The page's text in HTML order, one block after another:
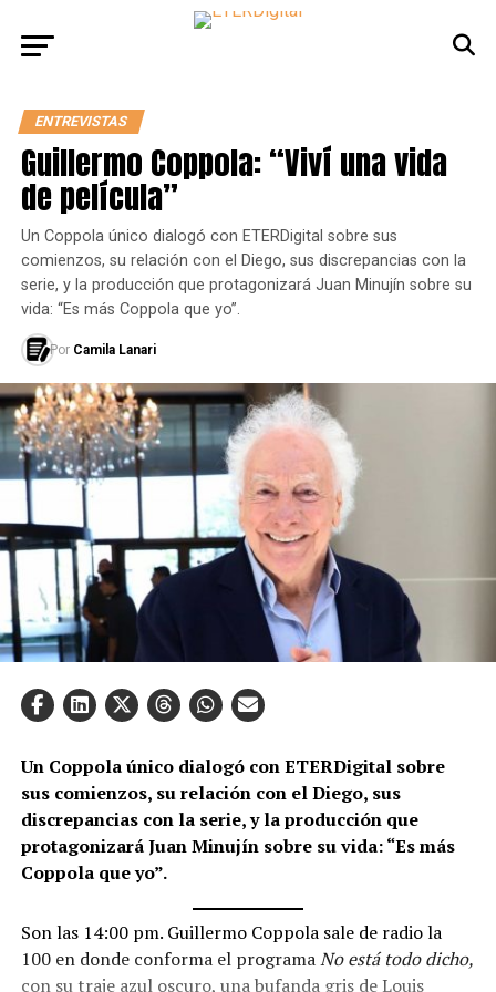
ENTREVISTAS
Guillermo Coppola: “Viví una vida
de película”
Un Coppola único dialogó con ETERDigital sobre sus
comienzos, su relación con el Diego, sus discrepancias con la
serie, y la producción que protagonizará Juan Minujín sobre su
vida: “Es más Coppola que yo”.
Por Camila Lanari
Un Coppola único dialogó con ETERDigital sobre
sus comienzos, su relación con el Diego, sus
discrepancias con la serie, y la producción que
protagonizará Juan Minujín sobre su vida: “Es más
Coppola que yo”.
Son las 14:00 pm. Guillermo Coppola sale de radio la
100 en donde conforma el programaNo está todo dicho,
con su traje azul oscuro, una bufanda gris de Louis